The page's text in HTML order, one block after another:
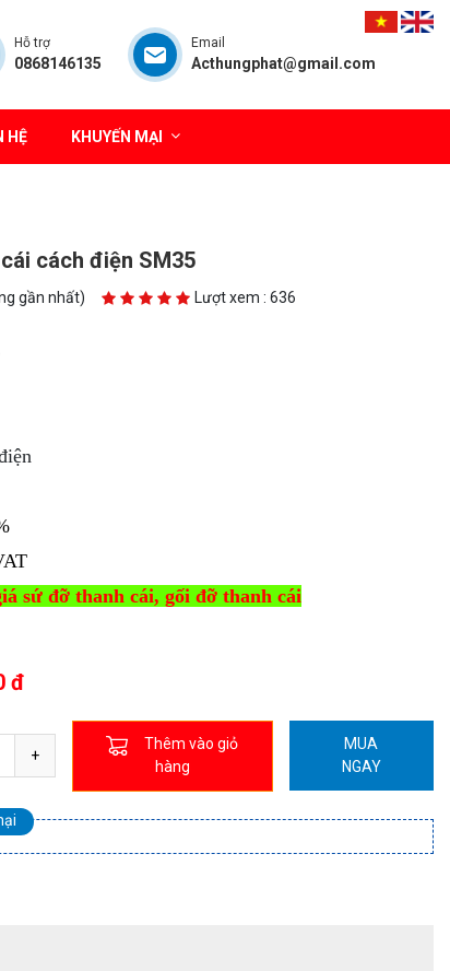
Hỗ trợ
0868146135
Email
Acthungphat@gmail.com
HỆ KHUYẾN MẠI
cách điện SM35
gần nhất) Lượt xem : 636
sứ đỡ thanh cái, gối đỡ thanh cái
đ
Thêm vào giỏ
hàng
MUA
NGAY